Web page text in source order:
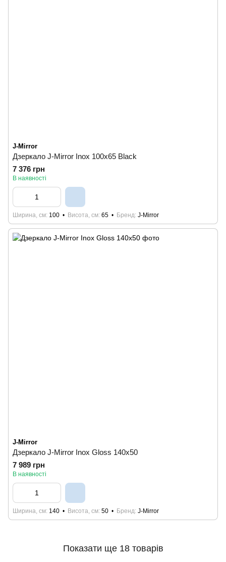
J-Mirror
Дзеркало J-Mirror Inox 100x65 Black
7 376 грн
В наявності
Ширина, см 100 Висота, см 65 Бренд J-Mirror
J-Mirror
Дзеркало J-Mirror Inox Gloss 140x50
7 989 грн
В наявності
Ширина, см 140 Висота, см 50 Бренд J-Mirror
Показати ще 18 товарів